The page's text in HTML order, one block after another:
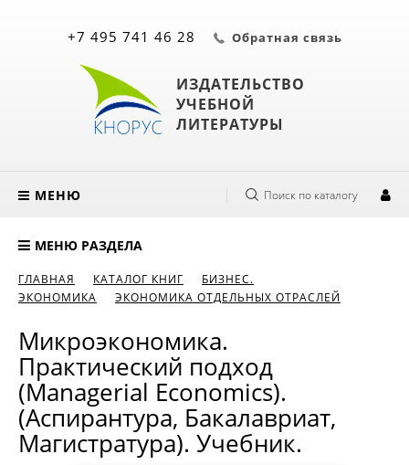
ИЗДАТЕЛЬСТВО
УЧЕБНОЙ
ЛИТЕРАТУРЫ
+7 495 741 46 28 Обратная связь
МЕНЮ Поиск по каталогу
МЕНЮ РАЗДЕЛА
ГЛАВНАЯ КАТАЛОГ КНИГ
БИЗНЕС.
ЭКОНОМИКА
ЭКОНОМИКА ОТДЕЛЬНЫХ ОТРАСЛЕЙ
Микроэкономика.
Практический подход
(Managerial Economics).
(Аспирантура, Бакалавриат,
Магистратура). Учебник.